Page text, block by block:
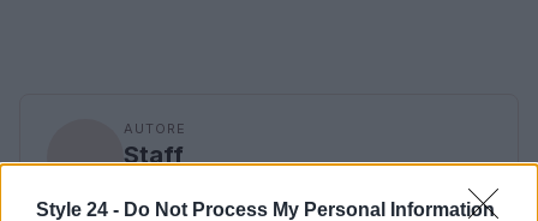
Style 24 - Do Not Process My Personal Information
AUTORE
Staff